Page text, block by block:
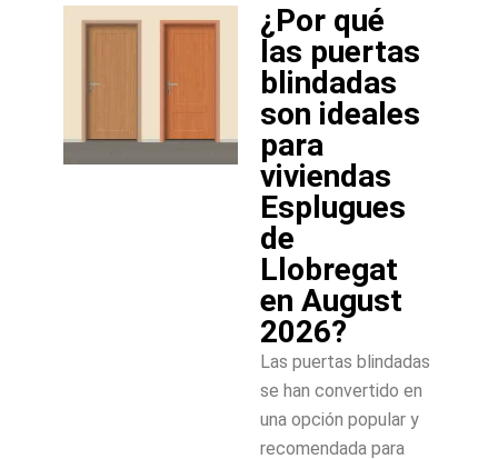
¿Por qué
las puertas
blindadas
son ideales
para
viviendas
Esplugues
de
Llobregat
en August
2026?
Las puertas blindadas
se han convertido en
una opción popular y
recomendada para